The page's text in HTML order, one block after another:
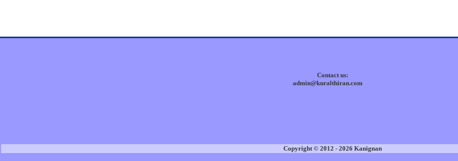
Contact us:
admin@kuralthiran.com
Copyright © 2012 - 2026 Kanignan